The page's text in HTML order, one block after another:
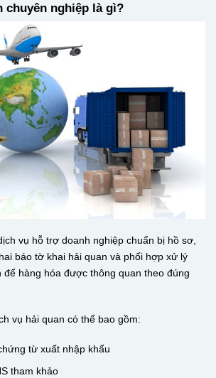
chuyên nghiệp là gì?
vụ hỗ trợ doanh nghiệp chuẩn bị hồ sơ,
báo tờ khai hải quan và phối hợp xử lý
để hàng hóa được thông quan theo đúng
vụ hải quan có thể bao gồm:
từ xuất nhập khẩu
tham khảo